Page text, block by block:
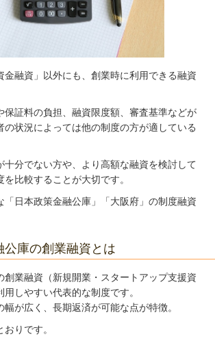
金融資」以外にも、創業時に利用できる融資
保証料の負担、融資限度額、審査基準などが
の状況によっては他の制度の方が適している
十分でない方や、より高額な融資を検討して
比較することが大切です。
「日本政策金融公庫」「大阪府」の制度融資
公庫の創業融資とは
創業融資（新規開業・スタートアップ支援資
しやすい代表的な制度です。
が広く、長期返済が可能な点が特徴。
りです。